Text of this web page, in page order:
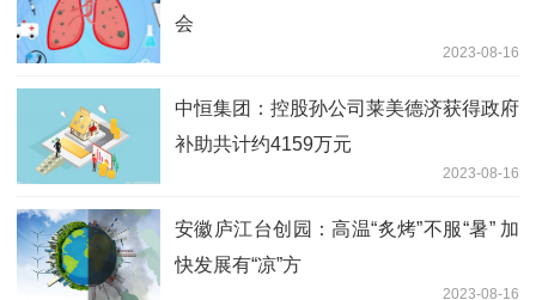
会
2023-08-16
中恒集团：控股孙公司莱美德济获得政府
补助共计约4159万元
2023-08-16
安徽庐江台创园：高温“炙烤”不服“暑” 加
快发展有“凉”方
2023-08-16